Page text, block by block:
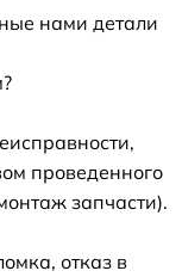
нами детали
проведенного
запчасти).
отказ в